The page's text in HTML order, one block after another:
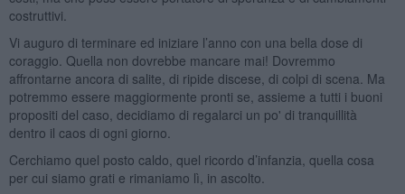
costruttivi.
Vi auguro di terminare ed iniziare l’anno con una bella dose di
coraggio. Quella non dovrebbe mancare mai! Dovremmo
affrontarne ancora di salite, di ripide discese, di colpi di scena. Ma
potremmo essere maggiormente pronti se, assieme a tutti i buoni
propositi del caso, decidiamo di regalarci un po' di tranquillità
dentro il caos di ogni giorno.
Cerchiamo quel posto caldo, quel ricordo d’infanzia, quella cosa
per cui siamo grati e rimaniamo lì, in ascolto.